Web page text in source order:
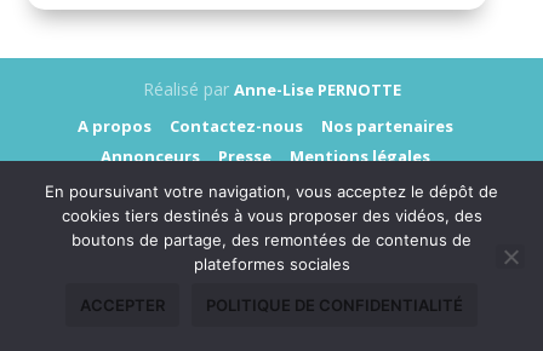
Réalisé par Anne-Lise PERNOTTE
A propos
Contactez-nous
Nos partenaires
Annonceurs
Presse
Mentions légales
Données personnelles
En poursuivant votre navigation, vous acceptez le dépôt de
cookies tiers destinés à vous proposer des vidéos, des
boutons de partage, des remontées de contenus de
plateformes sociales
ACCEPTER POLITIQUE DE CONFIDENTIALITÉ